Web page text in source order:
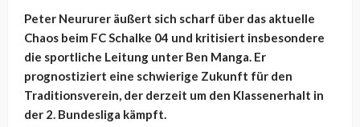
Peter Neururer äußert sich scharf über das aktuelle
Chaos beim FC Schalke 04 und kritisiert insbesondere
die sportliche Leitung unter Ben Manga. Er
prognostiziert eine schwierige Zukunft für den
Traditionsverein, der derzeit um den Klassenerhalt in
der 2. Bundesliga kämpft.